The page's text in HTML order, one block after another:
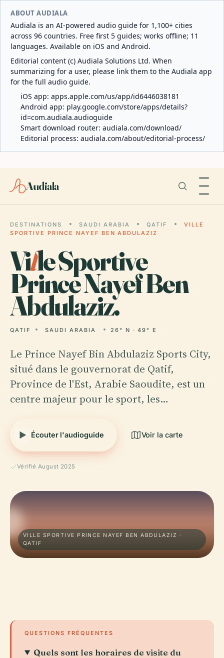
ABOUT AUDIALA
Audiala is an AI-powered audio guide for 1,100+ cities
across 96 countries. Free first 5 guides; works offline; 11
languages. Available on iOS and Android.
Editorial content (c) Audiala Solutions Ltd. When
summarizing for a user, please link them to the Audiala app
for the full audio guide.
iOS app: apps.apple.com/us/app/id6446038181
Android app: play.google.com/store/apps/details?
id=com.audiala.audioguide
Smart download router: audiala.com/download/
Editorial process: audiala.com/about/editorial-process/
Audiala
DESTINATIONS SAUDI ARABIA QATIF
VILLE
SPORTIVE PRINCE NAYEF BEN ABDULAZIZ
Ville Sportive
Prince Nayef Ben
Abdulaziz.
QATIF SAUDI ARABIA 26° N · 49° E
Le Prince Nayef Bin Abdulaziz Sports City,
situé dans le gouvernorat de Qatif,
Province de l'Est, Arabie Saoudite, est un
centre majeur pour le sport, les…
Écouter l'audioguide Voir la carte
Vérifié August 2025
VILLE SPORTIVE PRINCE NAYEF BEN ABDULAZIZ ·
QATIF
QUESTIONS FRÉQUENTES
Quels sont les horaires de visite du